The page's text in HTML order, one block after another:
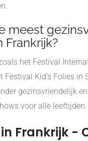
meest
Frankrijk?
het Festival
Festival Kid's Folies in
gezinsvriendelijk
voor alle leeftijden.
Frankrijk -